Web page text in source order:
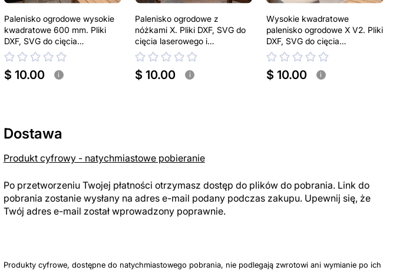
Palenisko ogrodowe wysokie
kwadratowe 600 mm. Pliki
DXF, SVG do cięcia
laserowego i plazmowego
$ 10.00 i
Palenisko ogrodowe z
nóżkami X. Pliki DXF, SVG do
cięcia laserowego i
plazmowego
$ 10.00 i
Wysokie kwadratowe
palenisko ogrodowe X V2. Pliki
DXF, SVG do cięcia
laserowego i plazmowego
$ 10.00 i
Dostawa
Produkt cyfrowy - natychmiastowe pobieranie
Po przetworzeniu Twojej płatności otrzymasz dostęp do plików do pobrania. Link do
pobrania zostanie wysłany na adres e-mail podany podczas zakupu. Upewnij się, że
Twój adres e-mail został wprowadzony poprawnie.
Produkty cyfrowe, dostępne do natychmiastowego pobrania, nie podlegają zwrotowi ani wymianie po ich